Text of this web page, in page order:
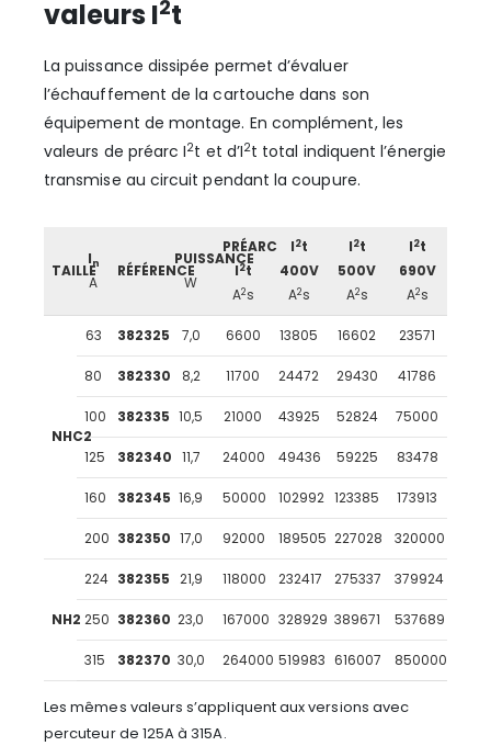
valeurs I2t
La puissance dissipée permet d’évaluer
l’échauffement de la cartouche dans son
équipement de montage. En complément, les
valeurs de préarc I2t et d’I2t total indiquent l’énergie
transmise au circuit pendant la coupure.
TAILLE
In
A
RÉFÉRENCE
PUISSANCE
W
PRÉARC
I2t
A2s
I2t
400V
A2s
I2t
500V
A2s
I2t
690V
A2s
NHC2
63 382325 7,0 6600 13805 16602 23571
80 382330 8,2 11700 24472 29430 41786
100 382335 10,5 21000 43925 52824 75000
125 382340 11,7 24000 49436 59225 83478
160 382345 16,9 50000 102992 123385 173913
200 382350 17,0 92000 189505 227028 320000
NH2
224 382355 21,9 118000 232417 275337 379924
250 382360 23,0 167000 328929 389671 537689
315 382370 30,0 264000 519983 616007 850000
Les mêmes valeurs s’appliquent aux versions avec
percuteur de 125A à 315A.